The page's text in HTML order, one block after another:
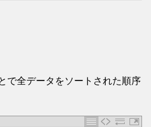
で全データをソートされた順序